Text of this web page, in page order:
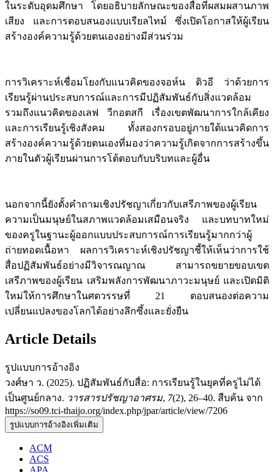
ในระดับอุดมศึกษา โดยอธิบายลักษณะของสื่อที่ผสมผสานภาพ
เสียง และการตอบสนองแบบเรียลไทม์ ซึ่งเปิดโอกาสให้ผู้เรียน
สร้างองค์ความรู้ด้วยตนเองอย่างมีส่วนร่วม
การวิเคราะห์เชื่อมโยงกับแนวคิดของจอห์น ดิวอี ว่าด้วยการ
เรียนรู้ผ่านประสบการณ์และการมีปฏิสัมพันธ์กับสิ่งแวดล้อม
รวมถึงแนวคิดของเลฟ วีกอตสกี เรื่องเขตพัฒนาการใกล้เคียง
และการเรียนรู้เชิงสังคม ทั้งสองกรอบอยู่ภายใต้แนวคิดการ
สร้างองค์ความรู้ด้วยตนเองที่มองว่าความรู้เกิดจากการสร้างขึ้น
ภายในตัวผู้เรียนผ่านการโต้ตอบกับบริบทและผู้อื่น
นอกจากนี้ยังตั้งคำถามเชิงปรัชญาเกี่ยวกับเสรีภาพของผู้เรียน
ความเป็นมนุษย์ในสภาพแวดล้อมเสมือนจริง และบทบาทใหม่
ของครูในฐานะผู้ออกแบบประสบการณ์การเรียนรู้มากกว่าผู้
ถ่ายทอดเนื้อหา ผลการวิเคราะห์เชิงปรัชญาชี้ให้เห็นว่าการใช้
สื่อปฏิสัมพันธ์อย่างมีวิจารณญาณ สามารถขยายขอบเขต
เสรีภาพของผู้เรียน เสริมพลังการพัฒนาภาวะมนุษย์ และเปิดมิติ
ใหม่ให้การศึกษาในศตวรรษที่ 21 ตอบสนองต่อความ
เปลี่ยนแปลงของโลกได้อย่างลึกซึ้งและยั่งยืน
Article Details
รูปแบบการอ้างอิง
วงศ์ษา ว. (2025). ปฏิสัมพันธ์กับสื่อ: การเรียนรู้ในยุคที่ครูไม่ได้
เป็นศูนย์กลาง. วารสารปรัชญาอาศรม, 7(2), 26–40. สืบค้น จาก
https://so09.tci-thaijo.org/index.php/jpar/article/view/7206
รูปแบบการอ้างอิงเพิ่มเติม
ACM
ACS